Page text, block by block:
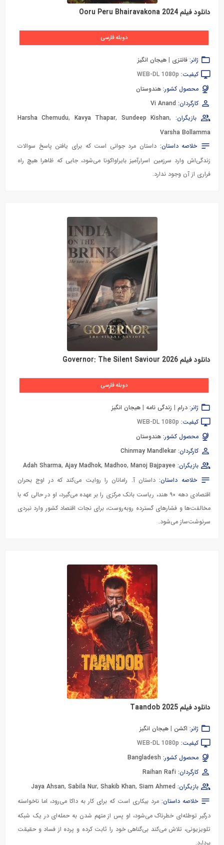
دانلود فیلم Ooru Peru Bhairavakona 2024
دوبله فارسی
ژانر: فانتزی | هیجان انگیز
کیفیت: WEB-DL 1080p
محصول کشور: هندوستان
کارگردان: Vi Anand
بازیگران:
Harsha Chemudu, Kavya Thapar, Sundeep Kishan,
Varsha Bollamma
خلاصه داستان: داستان مرد جوانی است که برای یافتن پاسخ سوالات
زندگی‌اش وارد سرزمین اسرارآمیز بایراواکونا می‌شود، جایی که ظاهرا هیچ راه
فراری از آن وجود ندارد.
دانلود فیلم Governor: The Silent Saviour 2026
دوبله فارسی
ژانر: درام | زندگی نامه | هیجان انگیز
کیفیت: WEB-DL 1080p
محصول کشور: هندوستان
کارگردان: Chinmay Mandlekar
بازیگران:
Adah Sharma, Ajay Madhok, Madhoo, Manoj Bajpayee
خلاصه داستان: داستان آ. رامانان را روایت می‌کند که در اوج بحران
اقتصادی دهه ۹۰ هند، ریاست بانک مرکزی را بر عهده می‌گیرد، او در حالی که با
مخالفت‌ها و فشارهای گسترده روبه‌روست، برای نجات اقتصاد کشور وارد نبردی
سرنوشت‌ساز می‌شود.
دانلود فیلم Taandob 2025
ژانر: اکشن | هیجان انگیز
کیفیت: WEB-DL 1080p
محصول کشور: Bangladesh
کارگردان: Raihan Rafi
بازیگران:
Jaya Ahsan, Sabila Nur, Shakib Khan, Siam Ahmed
خلاصه داستان: مرد بیکاری است که برای کار به داکا می‌رود، اما ناخواسته
درگیر توطئه‌ای خطرناک می‌شود، او پس از متهم شدن به حمله‌ای در یک شبکه
تلویزیونی، تلاش می‌کند بی‌گناهی خود را ثابت کرده و پرده از فساد و حقیقت
بردارد.